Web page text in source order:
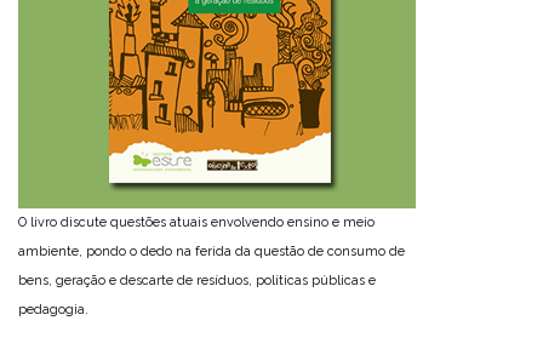
O livro discute questões atuais envolvendo ensino e meio
ambiente, pondo o dedo na ferida da questão de consumo de
bens, geração e descarte de resíduos, políticas públicas e
pedagogia.